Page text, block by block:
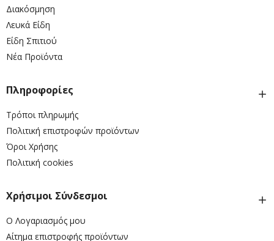
Διακόσμηση
Λευκά Είδη
Είδη Σπιτιού
Νέα Προϊόντα
Πληροφορίες
Τρόποι πληρωμής
Πολιτική επιστροφών προϊόντων
Όροι Χρήσης
Πολιτική cookies
Χρήσιμοι Σύνδεσμοι
Ο Λογαριασμός μου
Αίτημα επιστροφής προϊόντων